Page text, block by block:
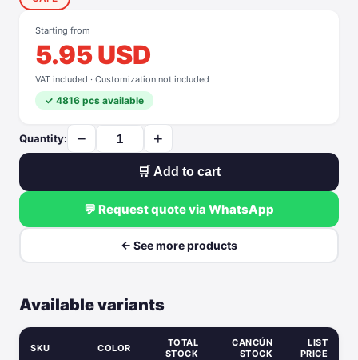
Starting from
5.95 USD
VAT included · Customization not included
✓ 4816 pcs available
Quantity: − +
🛒 Add to cart
💬 Request quote via WhatsApp
← See more products
Available variants
SKU COLOR
TOTAL
STOCK
CANCÚN
STOCK
LIST
PRICE